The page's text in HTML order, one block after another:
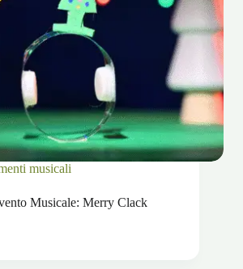
musicali
Musicale: Merry Clack